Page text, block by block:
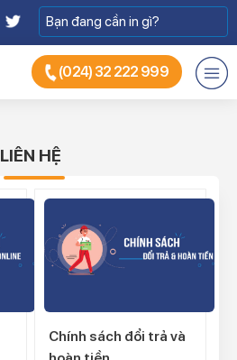
(024) 32 222 999
LIÊN HỆ
Chính sách đổi trả và